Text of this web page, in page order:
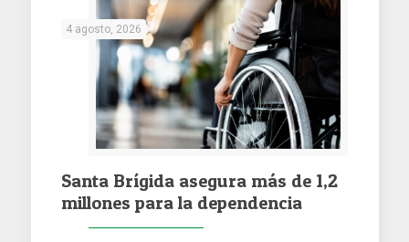
4 agosto, 2026
Santa Brígida asegura más de 1,2
millones para la dependencia